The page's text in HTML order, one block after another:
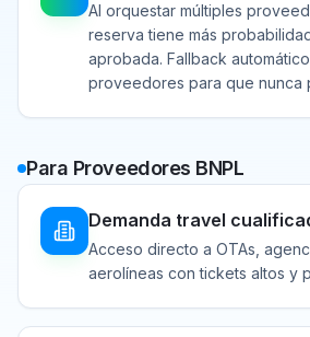
Al orquestar múltiples
reserva tiene más
aprobada. Fallback
proveedores para que nunca
Para Proveedores BNPL
Demanda travel
Acceso directo a OTAs,
aerolíneas con tickets altos y